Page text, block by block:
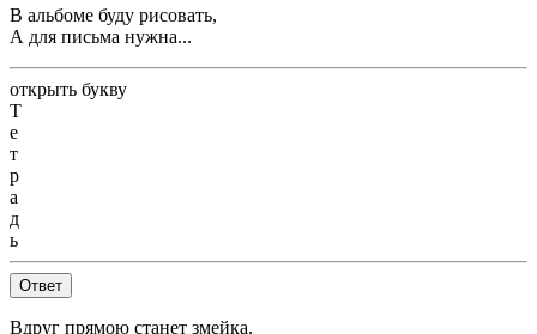
В альбоме буду рисовать,
А для письма нужна...
открыть букву
Т
е
т
р
а
д
ь
Ответ
Вдруг прямою станет змейка,